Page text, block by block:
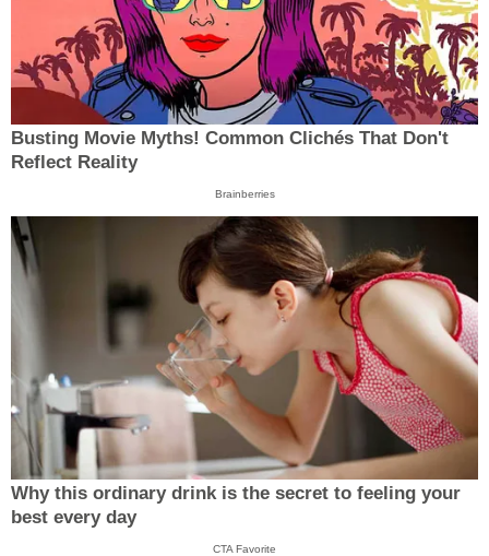
Busting Movie Myths! Common Clichés That Don't
Reflect Reality
Brainberries
Why this ordinary drink is the secret to feeling your
best every day
CTA Favorite